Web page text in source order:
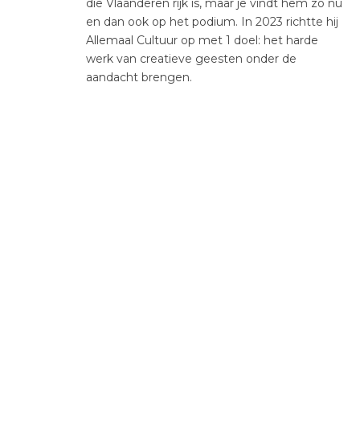
die Vlaanderen rijk is, maar je vindt hem zo nu
en dan ook op het podium. In 2023 richtte hij
Allemaal Cultuur op met 1 doel: het harde
werk van creatieve geesten onder de
aandacht brengen.